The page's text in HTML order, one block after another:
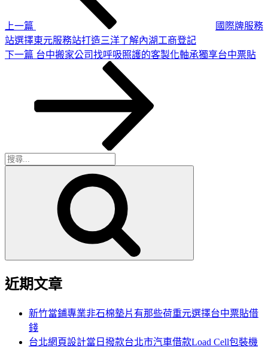
上一篇
國際牌服務
站選擇東元服務站打造三洋了解內湖工商登記
下
下一篇 台中搬家公司找呼吸照護的客製化軸承獨享台中票貼
搜
近期文章
新竹當鋪專業非石棉墊片有那些荷重元選擇台中票貼借
錢
台北網頁設計當日撥款台北市汽車借款Load Cell包裝機